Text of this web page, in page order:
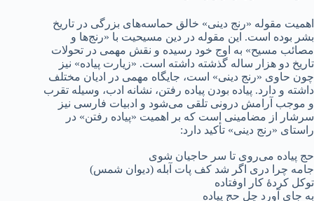
اهمیت مقوله «رنج دینی» خالق حماسه‌های بزرگی در تاریخ
بشر بوده است. این مقوله در دین مسیحیت با «رنج‌ها و
مصائب مسیح» به اوج خود رسیده و نقش مهمی در تحولات
تاریخ دو هزار ساله گذشته داشته است. «زیارت پیاده» نیز
چون حاوی «رنج دینی» است، جایگاه مهمی در ادیان مختلف
داشته و دارد. پیاده بودن پیاده رفتن، نشانه ادب، وسیله تقرب
و موجب آرامش درونی تلقی می‌شود و ادبیات فارسی نیز
سرشار از مضامینی است که بر اهمیت «پیاده‌ رفتن» در
راستای «رنج دینی» تأکید دارد:
حج پیاده می‌روی تا سر حاجیان شوی
جامه چرا دری اگر شد کف پات آبله (دیوان شمس)
توکل کردهٔ کار اوفتاده
به جای آورد چل حج پیاده